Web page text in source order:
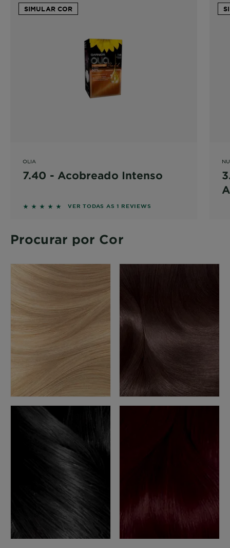
SIMULAR COR
OLIA
7.40 - Acobreado Intenso
5 out of 5 stars based on reviews
VER TODAS AS 1 REVIEWS
Procurar por Cor